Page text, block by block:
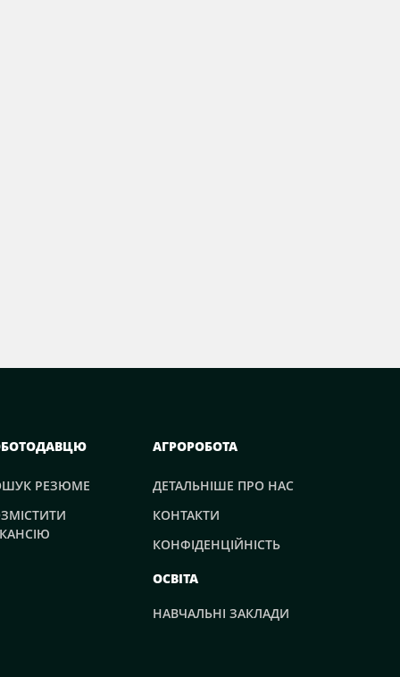
РЕЗЮМЕ
АГРОРОБОТА
ДЕТАЛЬНІШЕ ПРО НАС
КОНТАКТИ
КОНФІДЕНЦІЙНІСТЬ
ОСВІТА
НАВЧАЛЬНІ ЗАКЛАДИ